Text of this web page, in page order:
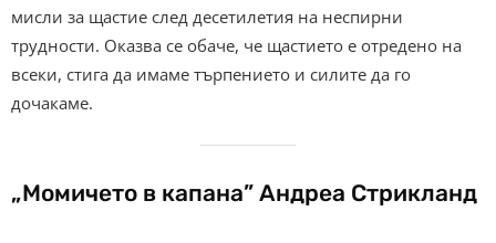
мисли за щастие след десетилетия на неспирни
трудности. Оказва се обаче, че щастието е отредено на
всеки, стига да имаме търпението и силите да го
дочакаме.
„Момичето в капана” Андреа Стрикланд